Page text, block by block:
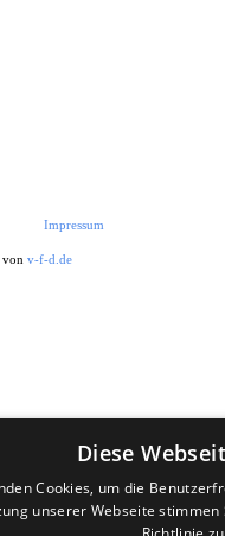
Impressum
von v-f-d.de
Diese
Cookies, um die
unserer Webseite